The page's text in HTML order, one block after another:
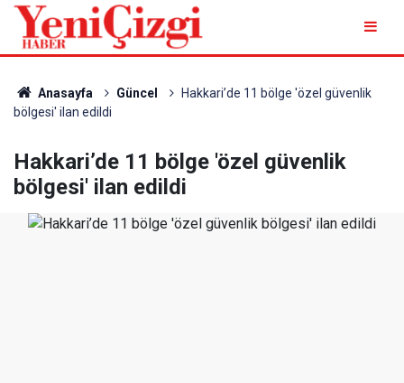
Anasayfa Güncel
Hakkari’de 11 bölge 'özel güvenlik
bölgesi' ilan edildi
Hakkari’de 11 bölge 'özel güvenlik
bölgesi' ilan edildi